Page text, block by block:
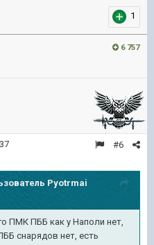
1
6 757
#6
Pyotrmai
ПМК ПББ как у Наполи нет,
снарядов нет, есть